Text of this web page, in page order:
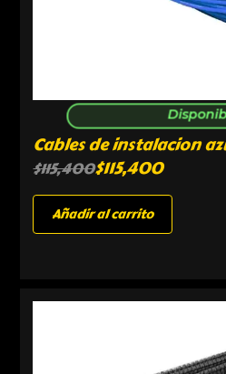
Cables de instalacion
$115,400$115,400
Añadir al carrito